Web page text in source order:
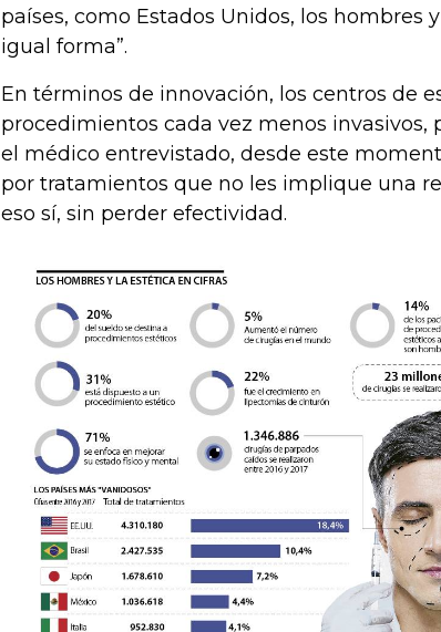
países, como Estados Unidos, los hombres
igual forma”.
En términos de innovación, los centros de
procedimientos cada vez menos invasivos,
el médico entrevistado, desde este
por tratamientos que no les implique una
eso sí, sin perder efectividad.